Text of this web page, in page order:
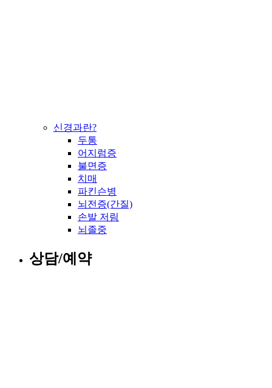
신경과란?
두통
어지럼증
불면증
치매
파킨슨병
뇌전증(간질)
손발 저림
뇌졸중
상담/예약